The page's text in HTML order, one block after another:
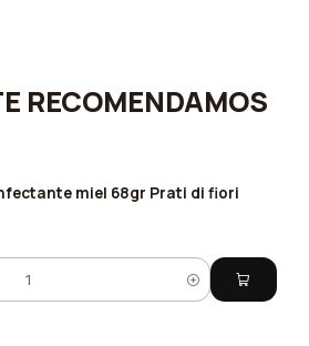
RECOMENDAMOS
miel 68gr Prati di fiori